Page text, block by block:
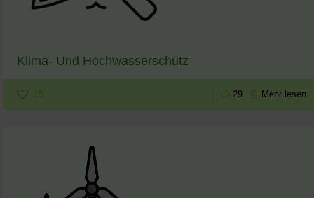
Klima- Und Hochwasserschutz
15 29 Mehr lesen